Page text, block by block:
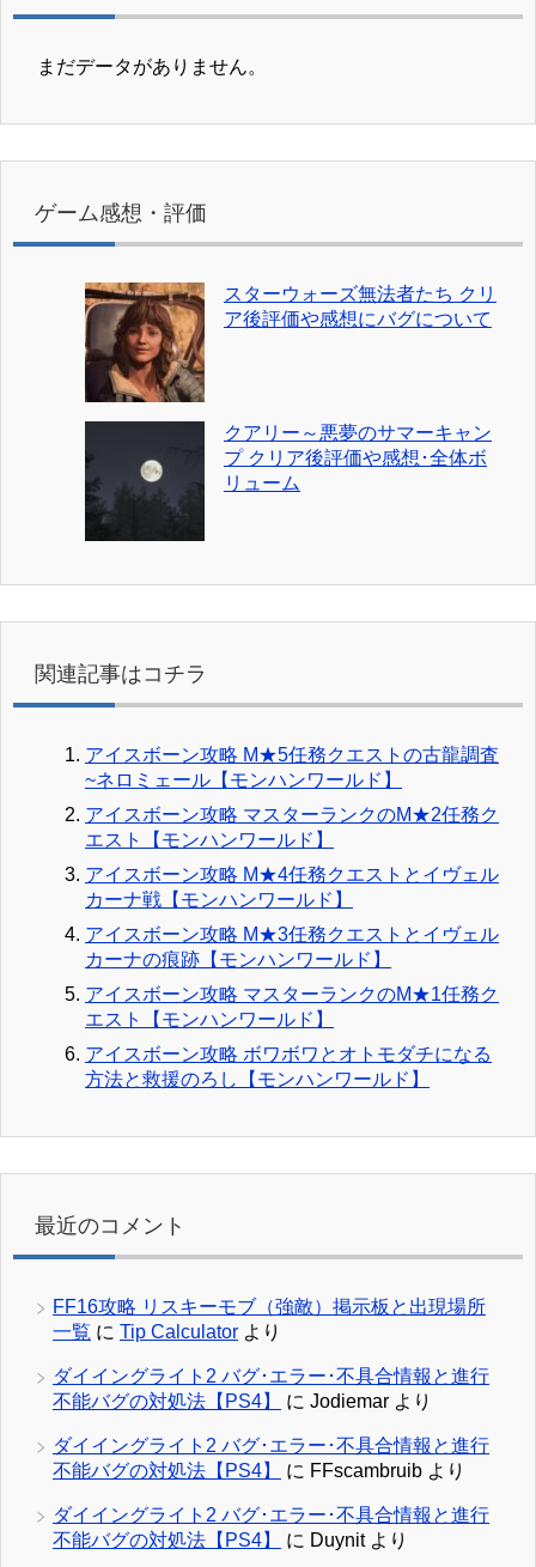
まだデータがありません。
ゲーム感想・評価
スターウォーズ無法者たち クリ
ア後評価や感想にバグについて
クアリー～悪夢のサマーキャン
プ クリア後評価や感想･全体ボ
リューム
関連記事はコチラ
アイスボーン攻略 M★5任務クエストの古龍調査
~ネロミェール【モンハンワールド】
アイスボーン攻略 マスターランクのM★2任務ク
エスト【モンハンワールド】
アイスボーン攻略 M★4任務クエストとイヴェル
カーナ戦【モンハンワールド】
アイスボーン攻略 M★3任務クエストとイヴェル
カーナの痕跡【モンハンワールド】
アイスボーン攻略 マスターランクのM★1任務ク
エスト【モンハンワールド】
アイスボーン攻略 ボワボワとオトモダチになる
方法と救援のろし【モンハンワールド】
最近のコメント
FF16攻略 リスキーモブ（強敵）掲示板と出現場所
一覧 に Tip Calculator より
ダイイングライト2 バグ･エラー･不具合情報と進行
不能バグの対処法【PS4】
に Jodiemar より
ダイイングライト2 バグ･エラー･不具合情報と進行
不能バグの対処法【PS4】
に FFscambruib より
ダイイングライト2 バグ･エラー･不具合情報と進行
不能バグの対処法【PS4】
に Duynitより